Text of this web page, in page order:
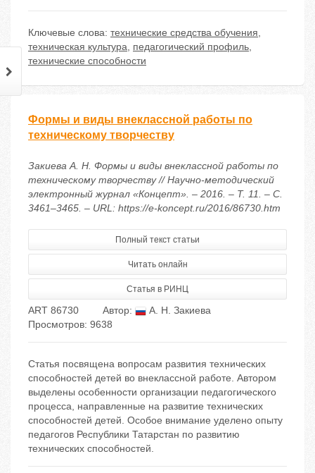
Ключевые слова: технические средства обучения,
техническая культура, педагогический профиль,
технические способности
Формы и виды внеклассной работы по
техническому творчеству
Закиева А. Н. Формы и виды внеклассной работы по
техническому творчеству // Научно-методический
электронный журнал «Концепт». – 2016. – Т. 11. – С.
3461–3465. – URL: https://e-koncept.ru/2016/86730.htm
Полный текст статьи
Читать онлайн
Статья в РИНЦ
ART 86730 Автор:
А. Н. Закиева
Просмотров: 9638
Статья посвящена вопросам развития технических
способностей детей во внеклассной работе. Автором
выделены особенности организации педагогического
процесса, направленные на развитие технических
способностей детей. Особое внимание уделено опыту
педагогов Республики Татарстан по развитию
технических способностей.